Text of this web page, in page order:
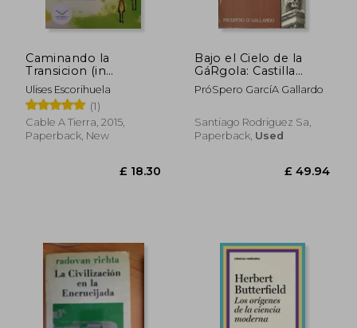
£ 12.70
Caminando la
Transicion (in
Spanish)
Ulises Escorihuela
(1)
Cable A Tierra, 2015,
Paperback, New
Bajo el Cielo de la
GáRgola: Castilla
Visible e Invisible (in
Spanish)
PróSpero GarcíA Gallardo
Santiago Rodriguez Sa,
Paperback, Used